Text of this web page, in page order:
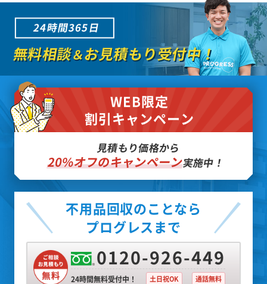
24時間365日
無料相談＆お見積もり受付中！
WEB限定
割引キャンペーン
見積もり価格から
20%オフのキャンペーン実施中！
不用品回収のことなら
プログレスまで
0120-926-449
24時間無料受付中！ 土日祝OK 通話無料